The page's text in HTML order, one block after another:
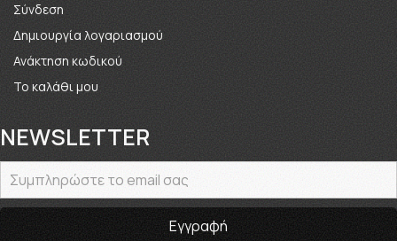
Σύνδεση
Δημιουργία λογαριασμού
Ανάκτηση κωδικού
Το καλάθι μου
NEWSLETTER